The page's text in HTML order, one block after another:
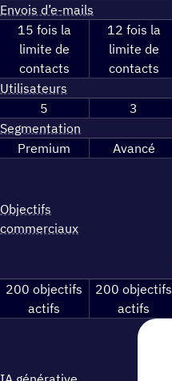
Envois d’e-mails
15 fois la
limite de
contacts
12 fois la
limite de
contacts
Utilisateurs
5
3
Segmentation
Premium
Avancé
Objectifs
commerciaux
200 objectifs
actifs
200 objectifs
actifs